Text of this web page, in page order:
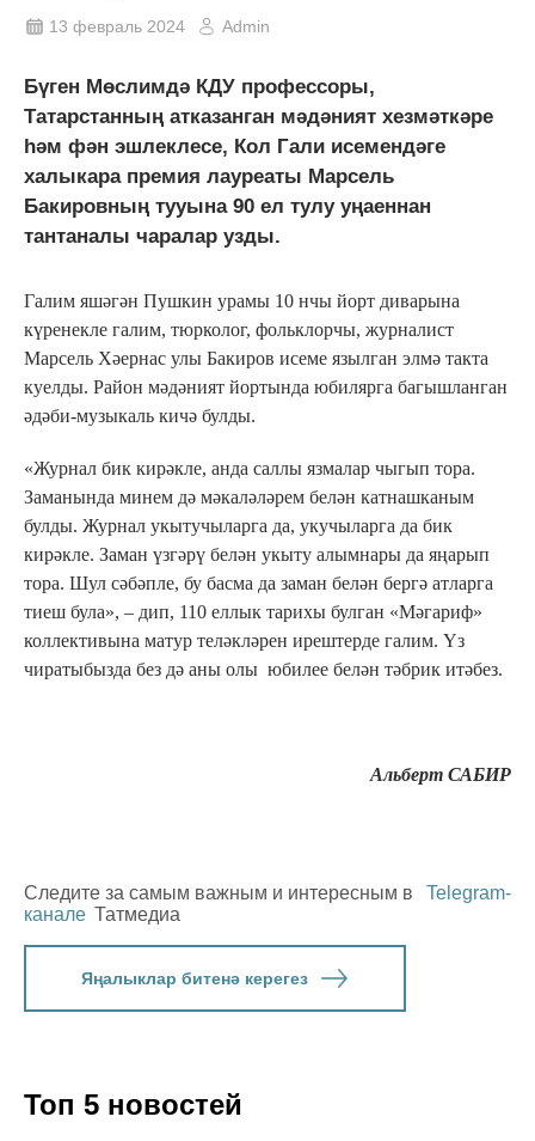
13 февраль 2024 Admin
Бүген Мөслимдә КДУ профессоры,
Татарстанның атказанган мәдәният хезмәткәре
һәм фән эшлеклесе, Кол Гали исемендәге
халыкара премия лауреаты Марсель
Бакировның тууына 90 ел тулу уңаеннан
тантаналы чаралар узды.
Галим яшәгән Пушкин урамы 10 нчы йорт диварына
күренекле галим, тюрколог, фольклорчы, журналист
Марсель Хәернас улы Бакиров исеме язылган элмә такта
куелды. Район мәдәният йортында юбилярга багышланган
әдәби-музыкаль кичә булды.
«Журнал бик кирәкле, анда саллы язмалар чыгып тора.
Заманында минем дә мәкаләләрем белән катнашканым
булды. Журнал укытучыларга да, укучыларга да бик
кирәкле. Заман үзгәрү белән укыту алымнары да яңарып
тора. Шул сәбәпле, бу басма да заман белән бергә атларга
тиеш була», – дип, 110 еллык тарихы булган «Мәгариф»
коллективына матур теләкләрен ирештерде галим. Үз
чиратыбызда без дә аны олы юбилее белән тәбрик итәбез.
Альберт САБИР
Следите за самым важным и интересным в
Telegram-
канале Татмедиа
Яңалыклар битенә керегез
Топ 5 новостей